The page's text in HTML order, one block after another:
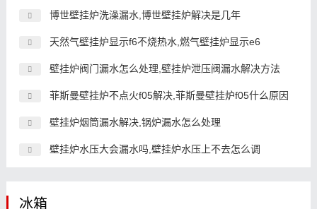
博世壁挂炉洗澡漏水,博世壁挂炉解决是几年
天然气壁挂炉显示f6不烧热水,燃气壁挂炉显示e6
壁挂炉阀门漏水怎么处理,壁挂炉泄压阀漏水解决方法
菲斯曼壁挂炉不点火f05解决,菲斯曼壁挂炉f05什么原因
壁挂炉烟筒漏水解决,锅炉漏水怎么处理
壁挂炉水压大会漏水吗,壁挂炉水压上不去怎么调
冰箱